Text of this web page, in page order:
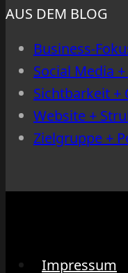
AUS DEM BLOG
Business-
Social Media
Sichtbarkeit +
Website +
Zielgruppe +
Impressum